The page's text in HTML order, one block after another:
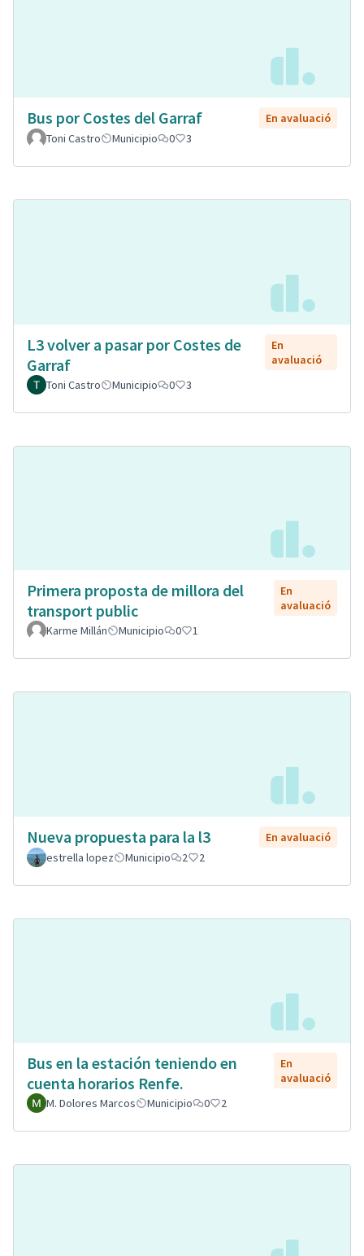
Bus por Costes del Garraf
En avaluació
Toni Castro
Municipio 0 3
L3 volver a pasar por Costes de
Garraf
En
avaluació
Toni Castro
Municipio 0 3
Primera proposta de millora del
transport public
En
avaluació
Karme Millán
Municipio 0 1
Nueva propuesta para la l3
En avaluació
estrella lopez
Municipio 2 2
Bus en la estación teniendo en
cuenta horarios Renfe.
En
avaluació
M. Dolores Marcos
Municipio 0 2